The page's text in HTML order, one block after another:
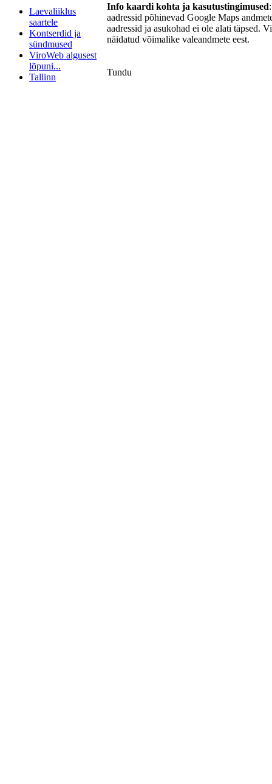
Laevaliiklus
saartele
Kontserdid ja
sündmused
ViroWeb algusest
lõpuni...
Tallinn
Info kaardi kohta ja kasutustingimused
aadressid põhinevad Google Maps
aadressid ja asukohad ei ole alati täpsed.
näidatud võimalike valeandmete eest.
Tundu